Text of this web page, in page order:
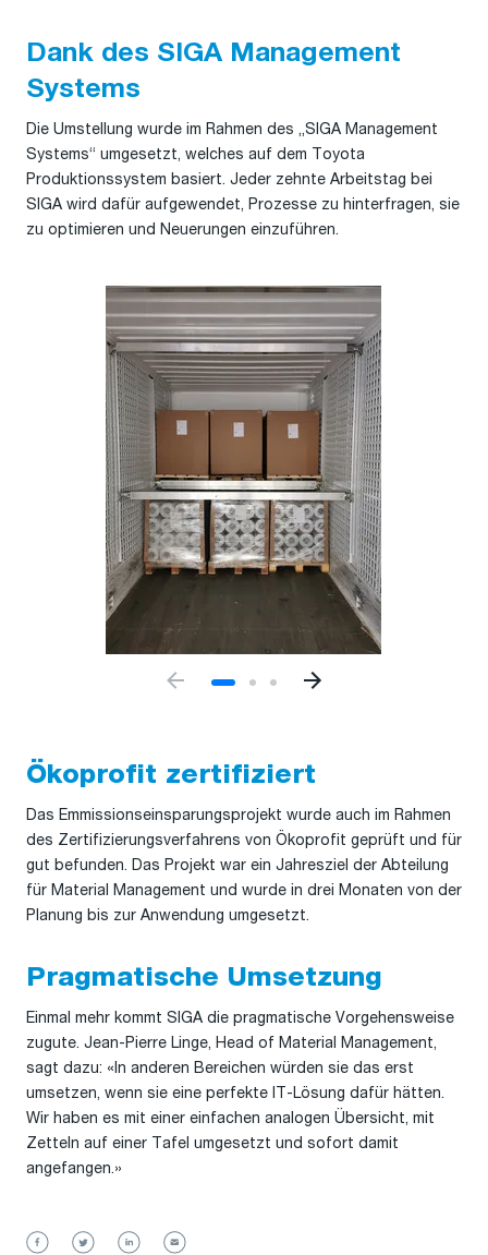
Dank des SIGA Management
Systems
Die Umstellung wurde im Rahmen des „SIGA Management
Systems“ umgesetzt, welches auf dem Toyota
Produktionssystem basiert. Jeder zehnte Arbeitstag bei
SIGA wird dafür aufgewendet, Prozesse zu hinterfragen, sie
zu optimieren und Neuerungen einzuführen.
Ökoprofit zertifiziert
Das Emmissionseinsparungsprojekt wurde auch im Rahmen
des Zertifizierungsverfahrens von Ökoprofit geprüft und für
gut befunden. Das Projekt war ein Jahresziel der Abteilung
für Material Management und wurde in drei Monaten von der
Planung bis zur Anwendung umgesetzt.
Pragmatische Umsetzung
Einmal mehr kommt SIGA die pragmatische Vorgehensweise
zugute. Jean-Pierre Linge, Head of Material Management,
sagt dazu: «In anderen Bereichen würden sie das erst
umsetzen, wenn sie eine perfekte IT-Lösung dafür hätten.
Wir haben es mit einer einfachen analogen Übersicht, mit
Zetteln auf einer Tafel umgesetzt und sofort damit
angefangen.»